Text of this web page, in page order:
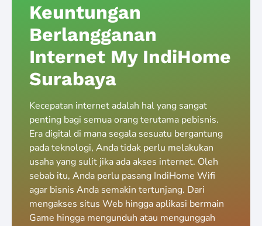
Keuntungan
Berlangganan
Internet My IndiHome
Surabaya
Kecepatan internet adalah hal yang sangat
penting bagi semua orang terutama pebisnis.
Era digital di mana segala sesuatu bergantung
pada teknologi, Anda tidak perlu melakukan
usaha yang sulit jika ada akses internet. Oleh
sebab itu, Anda perlu pasang IndiHome Wifi
agar bisnis Anda semakin tertunjang. Dari
mengakses situs Web hingga aplikasi bermain
Game hingga mengunduh atau mengunggah